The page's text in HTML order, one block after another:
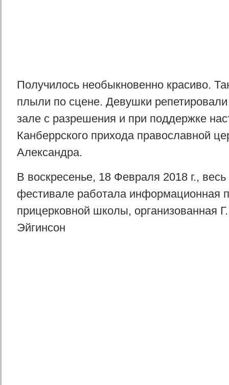
Получилось необыкновенно красиво.
плыли по сцене. Девушки
зале с разрешения и при поддержке
Канберрского прихода православной
Александра.
В воскресенье, 18 Февраля 2018 г.,
фестивале работала информационная
прицерковной школы, организованная
Эйгинсон